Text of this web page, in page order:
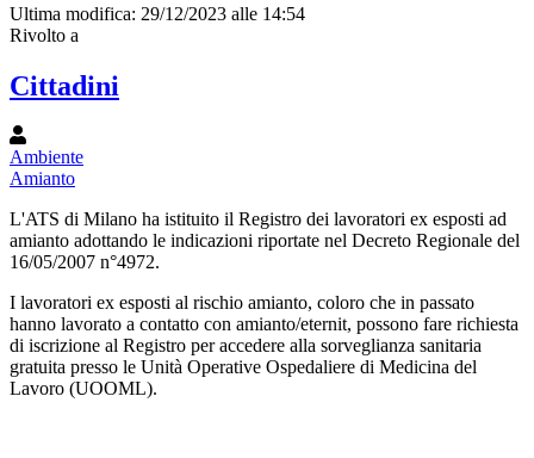
Ultima modifica: 29/12/2023 alle 14:54
Rivolto a
Cittadini
Ambiente
Amianto
L'ATS di Milano ha istituito il Registro dei lavoratori ex esposti ad
amianto adottando le indicazioni riportate nel Decreto Regionale del
16/05/2007 n°4972.
I lavoratori ex esposti al rischio amianto, coloro che in passato
hanno lavorato a contatto con amianto/eternit, possono fare richiesta
di iscrizione al Registro per accedere alla sorveglianza sanitaria
gratuita presso le Unità Operative Ospedaliere di Medicina del
Lavoro (UOOML).